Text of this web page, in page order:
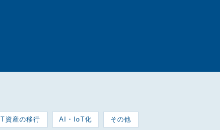
IT資産の移行 AI・IoT化 その他